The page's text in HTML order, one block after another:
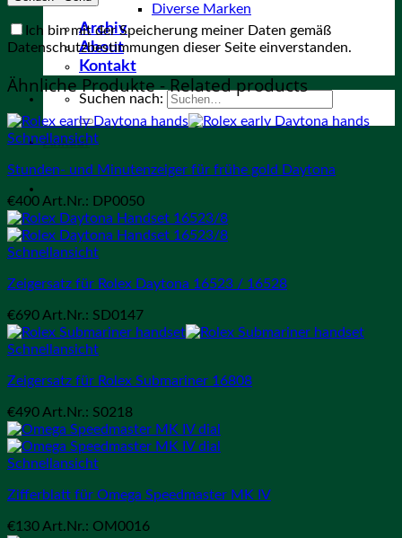
Diverse Marken
Archiv
About
Kontakt
Suchen nach:
Ankauf
Ich bin mit der Speicherung meiner Daten gemäß
Datenschutzbestimmungen dieser Seite einverstanden.
Ähnliche Produkte - Related products
Schnellansicht
Stunden- und Minutenzeiger für frühe gold Daytona
€400 Art.Nr.: DP0050
Schnellansicht
Zeigersatz für Rolex Daytona 16523 / 16528
€690 Art.Nr.: SD0147
Schnellansicht
Zeigersatz für Rolex Submariner 16808
€490 Art.Nr.: S0218
Schnellansicht
Zifferblatt für Omega Speedmaster MK IV
€130 Art.Nr.: OM0016